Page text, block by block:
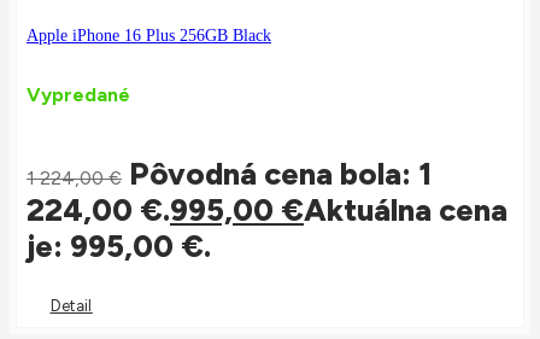
Apple iPhone 16 Plus 256GB Black
Vypredané
1 224,00€ Pôvodná cena bola: 1
224,00 €.995,00 €Aktuálna cena
je: 995,00 €.
Detail